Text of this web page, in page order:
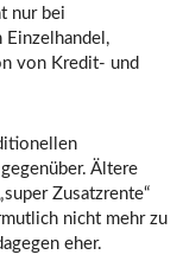
nur bei
Einzelhandel,
von Kredit- und
Ältere
Zusatzrente“
nicht mehr zu
eher.